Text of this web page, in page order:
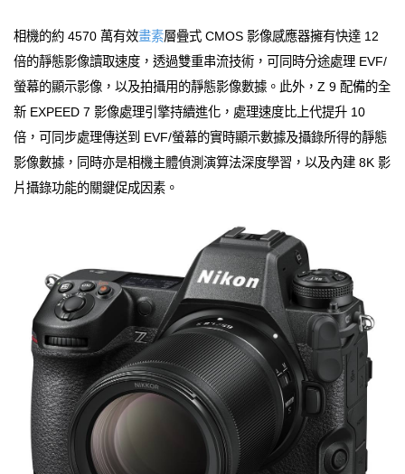
相機的約 4570 萬有效畫素層疊式 CMOS 影像感應器擁有快達 12
倍的靜態影像讀取速度，透過雙重串流技術，可同時分途處理 EVF/
螢幕的顯示影像，以及拍攝用的靜態影像數據。此外，Z 9 配備的全
新 EXPEED 7 影像處理引擎持續進化，處理速度比上代提升 10
倍，可同步處理傳送到 EVF/螢幕的實時顯示數據及攝錄所得的靜態
影像數據，同時亦是相機主體偵測演算法深度學習，以及內建 8K 影
片攝錄功能的關鍵促成因素。